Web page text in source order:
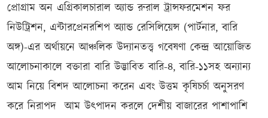
প্রোগ্রাম অন এগ্রিকালচারাল অ্যান্ড রুরাল ট্রান্সফরমেশন ফর
নিউট্রিশন, এন্টারপ্রেনরশিপ অ্যান্ড রেসিলিয়েন্স (পার্টনার, বারি
অঙ্গ)-এর অর্থায়নে আঞ্চলিক উদ্যানতত্ত্ব গবেষণা কেন্দ্র আয়োজিত
আলোচনাকালে বক্তারা বারি উদ্ভাবিত বারি-৪, বারি-১১সহ অন্যান্য
আম নিয়ে বিশদ আলোচনা করেন এবং উত্তম কৃষিচর্চা অনুসরণ
করে নিরাপদ আম উৎপাদন করলে দেশীয় বাজারের পাশাপাশি